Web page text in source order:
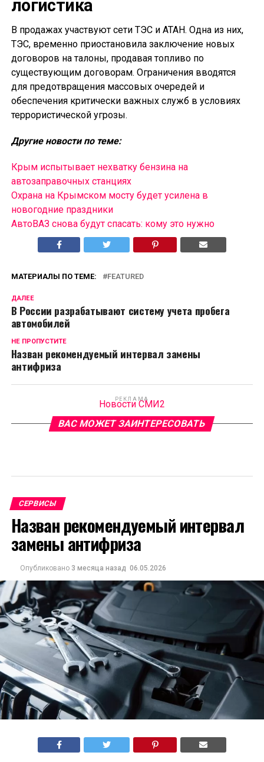
логистика
В продажах участвуют сети ТЭС и АТАН. Одна из них,
ТЭС, временно приостановила заключение новых
договоров на талоны, продавая топливо по
существующим договорам. Ограничения вводятся
для предотвращения массовых очередей и
обеспечения критически важных служб в условиях
террористической угрозы.
Другие новости по теме:
Крым испытывает нехватку бензина на
автозаправочных станциях
Охрана на Крымском мосту будет усилена в
новогодние праздники
АвтоВАЗ снова будут спасать: кому это нужно
МАТЕРИАЛЫ ПО ТЕМЕ: FEATURED
ДАЛЕЕ
В России разрабатывают систему учета пробега
автомобилей
НЕ ПРОПУСТИТЕ
Назван рекомендуемый интервал замены
антифриза
РЕКЛАМА
Новости СМИ2
ВАС МОЖЕТ ЗАИНТЕРЕСОВАТЬ
СЕРВИСЫ
Назван рекомендуемый интервал
замены антифриза
Опубликовано 3 месяца назад 06.05.2026